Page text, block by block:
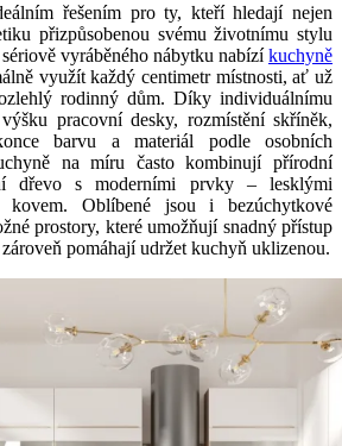
řešením pro ty, kteří hledají nejen
přizpůsobenou svému životnímu stylu
vyráběného nábytku nabízíkuchyně
využít každý centimetr místnosti, ať už
rodinný dům. Díky individuálnímu
pracovní desky, rozmístění skříněk,
barvu a materiál podle osobních
na míru často kombinují přírodní
dřevo s moderními prvky – lesklými
kovem. Oblíbené jsou i bezúchytkové
prostory, které umožňují snadný přístup
pomáhají udržet kuchyň uklizenou.